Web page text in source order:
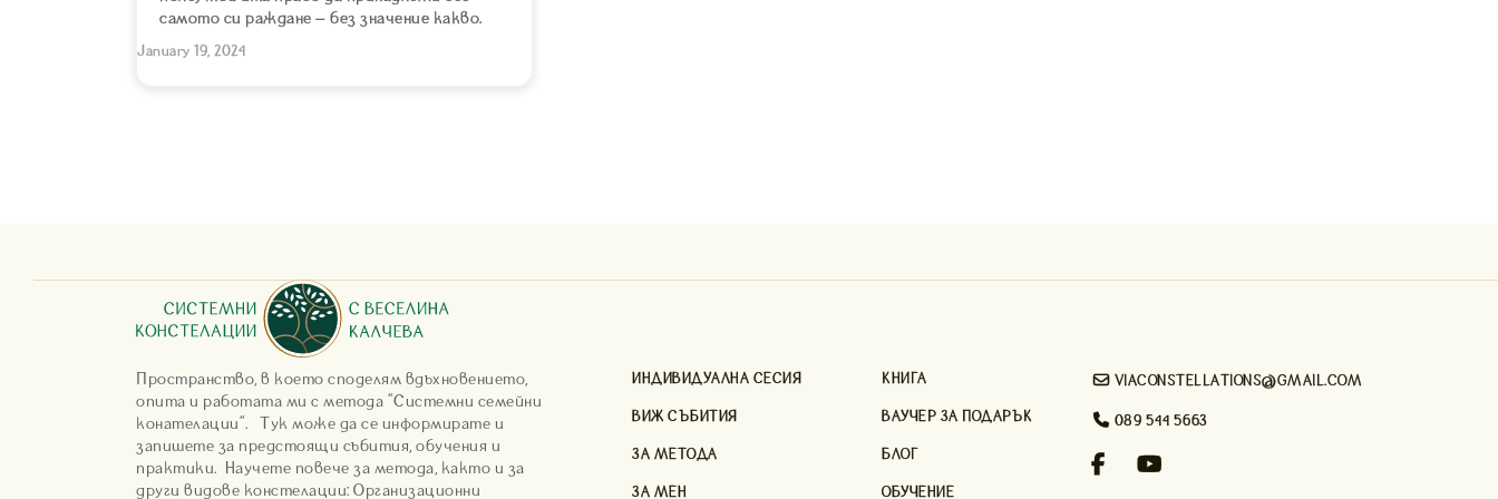
самото си раждане – без значение какво.
January 19, 2024
Пространство, в което споделям вдъхновението,
опита и работата ми с метода "Системни семейни
конателации". Тук може да се информирате и
запишете за предстоящи събития, обучения и
практики. Научете повече за метода, както и за
други видове констелации: Организационни
ИНДИВИДУАЛНА СЕСИЯ
ВИЖ СЪБИТИЯ
ЗА МЕТОДА
ЗА МЕН
КНИГА
ВАУЧЕР ЗА ПОДАРЪК
БЛОГ
ОБУЧЕНИЕ
 VIACONSTELLATIONS@GMAIL.COM
 089 544 5663
 